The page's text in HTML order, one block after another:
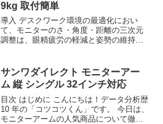
9kg 取付簡単
導入 デスクワーク環境の最適化におい
て、モニターのさ・角度・距離の三次元
調整は、眼精疲労の軽減と姿勢の維持に
を消費するが、アーム式に移行すること
で机上面の解放と人体工学...
サンワダイレクト モニターアー
ム 縦 シングル 32インチ対応
目次 はじめに こんにちは！データ分析歴
10 年の「コツコツくん」です。 今日は、
モニターアームの人気商品について徹底